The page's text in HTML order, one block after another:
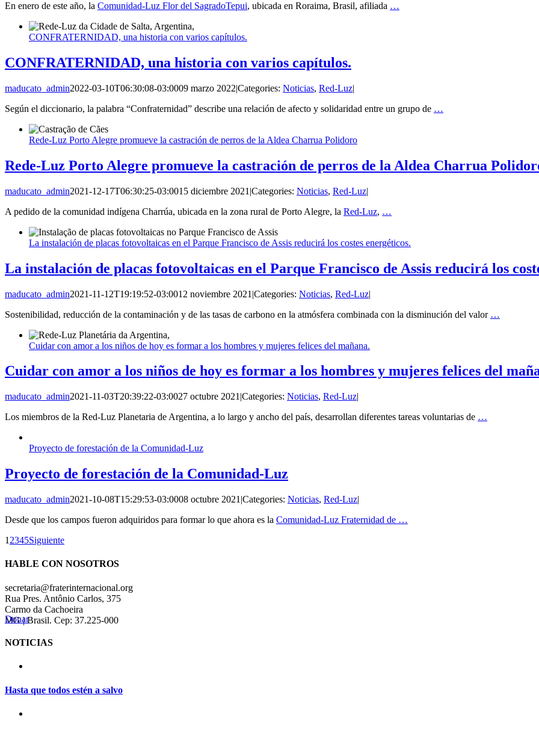
En enero de este año, la Comunidad-Luz Flor del SagradoTepui, ubicada en Roraima, Brasil, afiliada …
CONFRATERNIDAD, una historia con varios capítulos.
CONFRATERNIDAD, una historia con varios capítulos.
maducato_admin2022-03-10T06:30:08-03:0009 marzo 2022|Categories: Noticias, Red-Luz|
Según el diccionario, la palabra “Confraternidad” describe una relación de afecto y solidaridad entre un grupo de …
Rede-Luz Porto Alegre promueve la castración de perros de la Aldea Charrua Polidoro
Rede-Luz Porto Alegre promueve la castración de perros de la Aldea Charrua
maducato_admin2021-12-17T06:30:25-03:0015 diciembre 2021 |Categories: Noticias, Red-Luz|
A pedido de la comunidad indígena Charrúa, ubicada en la zona rural de Porto Alegre, la Red-Luz, …
La instalación de placas fotovoltaicas en el Parque Francisco de Assis reducirá los costes energéticos.
La instalación de placas fotovoltaicas en el Parque Francisco de Assis reducirá los
maducato_admin2021-11-12T19:19:52-03:0012 noviembre 2021 |Categories: Noticias, Red-Luz|
Sostenibilidad, reducción de la contaminación y de las tasas de carbono en la atmósfera combinada con la disminución del valor …
Cuidar con amor a los niños de hoy es formar a los hombres y mujeres felices del mañana.
Cuidar con amor a los niños de hoy es formar a los hombres y mujeres felices del
maducato_admin2021-11-03T20:39:22-03:0027 octubre 2021 |Categories: Noticias, Red-Luz|
Los miembros de la Red-Luz Planetaria de Argentina, a lo largo y ancho del país, desarrollan diferentes tareas voluntarias de …
Proyecto de forestación de la Comunidad-Luz
Proyecto de forestación de la Comunidad-Luz
maducato_admin2021-10-08T15:29:53-03:0008 octubre 2021 |Categories: Noticias, Red-Luz|
Desde que los campos fueron adquiridos para formar lo que ahora es la Comunidad-Luz Fraternidad de …
1 2345Siguiente
HABLE CON NOSOTROS
secretaria@fraterinternacional.org
Rua Pres. Antônio Carlos, 375
Carmo da Cachoeira
MG | Brasil. Cep: 37.225-000
Donar
NOTICIAS
Hasta que todos estén a salvo